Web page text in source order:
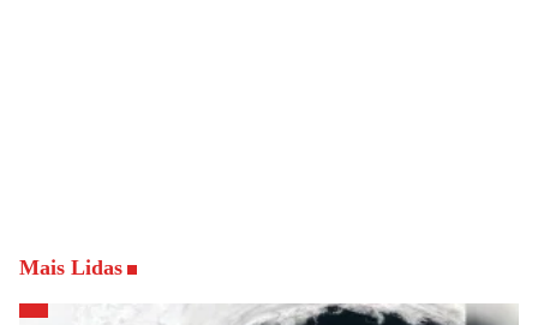
Mais Lidas